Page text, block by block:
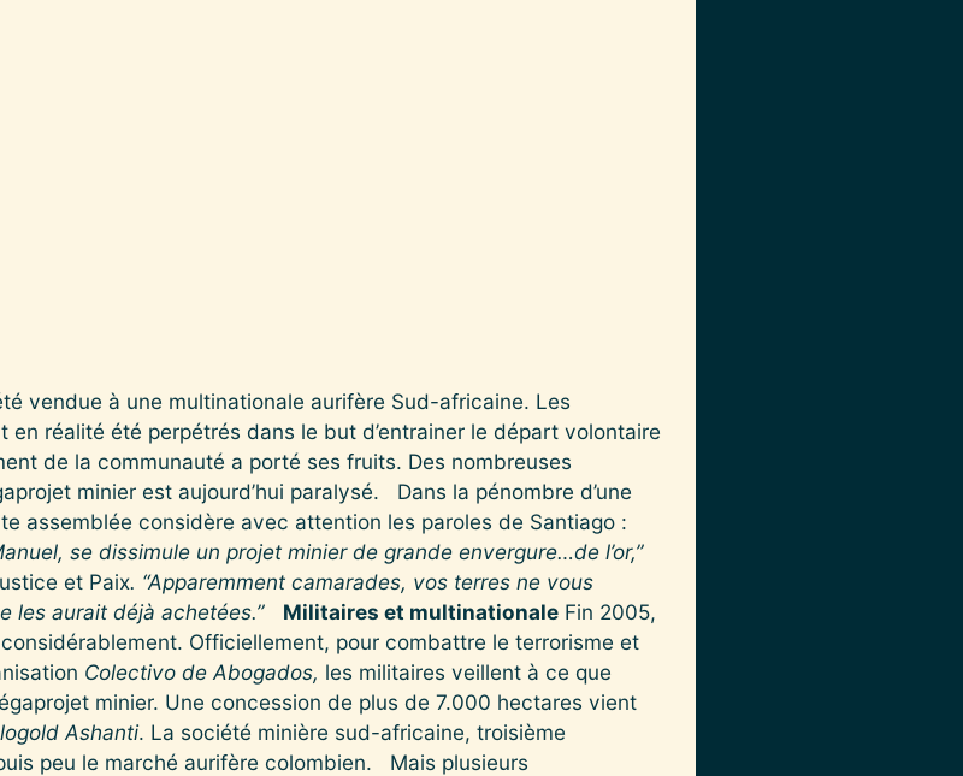
vendue à une multinationale aurifère Sud-africaine. Les
en réalité été perpétrés dans le but d’entrainer le départ volontaire
de la communauté a porté ses fruits. Des nombreuses
minier est aujourd’hui paralysé. Dans la pénombre d’une
assemblée considère avec attention les paroles de Santiago :
se dissimule un projet minier de grande envergure…de l’or,”
et Paix. “Apparemment camarades, vos terres ne vous
les aurait déjà achetées.”
Militaires et multinationale Fin 2005,
Officiellement, pour combattre le terrorisme et
Colectivo de Abogados, les militaires veillent à ce que
minier. Une concession de plus de 7.000 hectares vient
Ashanti. La société minière sud-africaine, troisième
peu le marché aurifère colombien. Mais plusieurs